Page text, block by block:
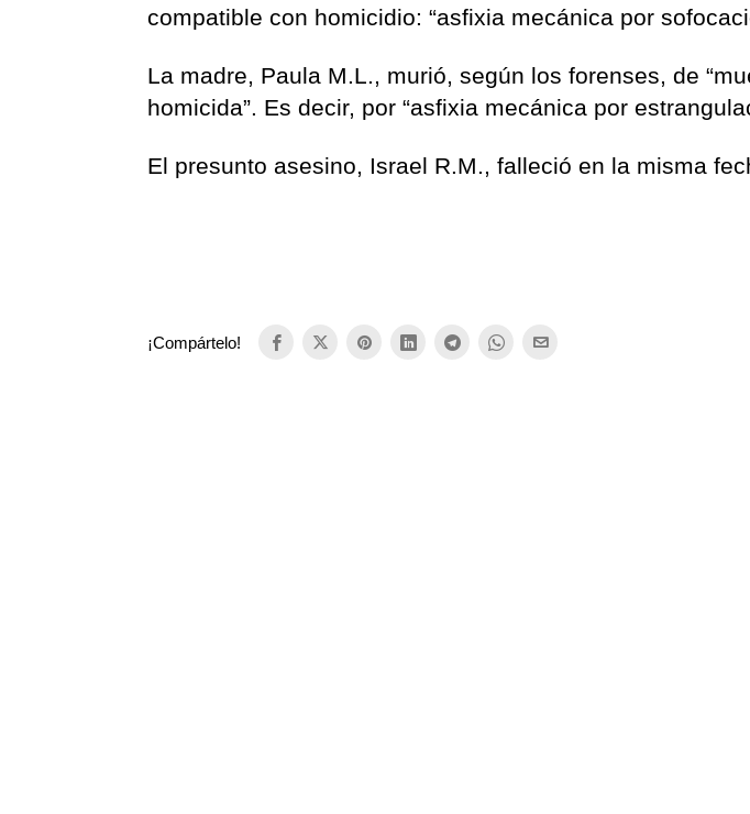
compatible con homicidio: “asfixia mecánica por
La madre, Paula M.L., murió, según los forenses, de
homicida”. Es decir, por “asfixia mecánica por
El presunto asesino, Israel R.M., falleció en la misma
¡Compártelo!